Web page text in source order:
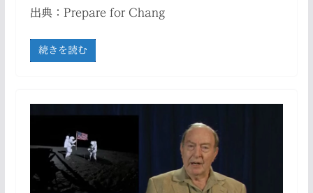
出典：Prepare for Chang
続きを読む